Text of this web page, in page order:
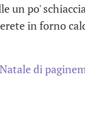
un po'
in forno
di